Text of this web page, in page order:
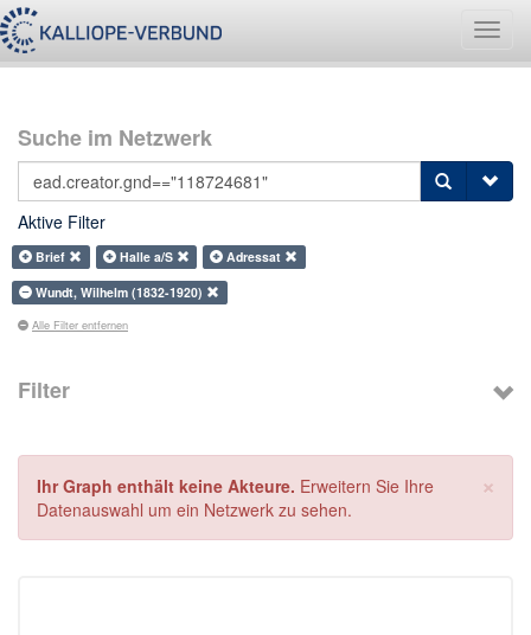
Suche im Netzwerk
Aktive Filter
Brief Halle a/S
Adressat
Wundt, Wilhelm (1832-1920)
Alle Filter entfernen
Filter
×
Ihr Graph enthält keine Akteure. Erweitern Sie Ihre
Datenauswahl um ein Netzwerk zu sehen.